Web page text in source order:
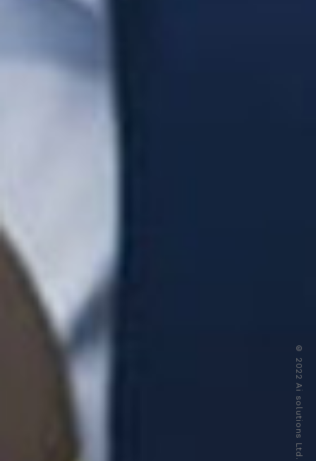
© 2022 Ai solutions Ltd.